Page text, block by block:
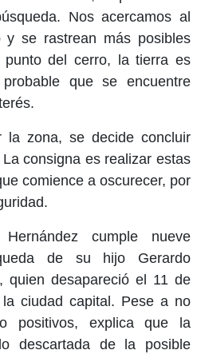
Nos acercamos al
y se rastrean más posibles
punto del cerro, la tierra es
que se encuentre
la zona, se decide concluir
consigna es realizar estas
comience a oscurecer, por
cumple nueve
de su hijo Gerardo
quien desapareció el 11 de
ciudad capital. Pese a no
positivos, explica que la
descartada de la posible